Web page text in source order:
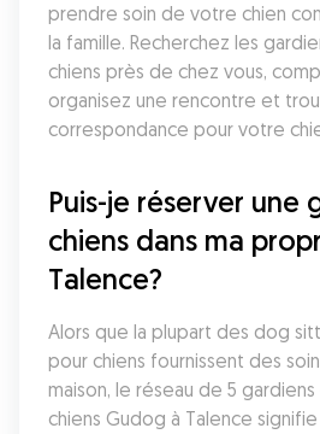
prendre soin de votre chien
la famille. Recherchez les
chiens près de chez vous,
organisez une rencontre et
correspondance pour votre
Puis-je réserver une
chiens dans ma
Talence?
Alors que la plupart des dog
pour chiens fournissent des
maison, le réseau de 5
chiens Gudog à Talence